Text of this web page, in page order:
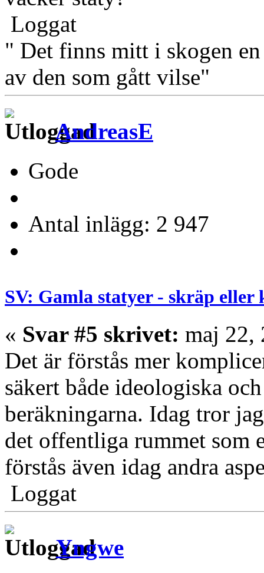
Loggat
" Det finns mitt i skogen
av den som gått vilse"
AndreasE
Gode
Antal inlägg: 2 947
SV: Gamla statyer - skräp
« Svar #5 skrivet: maj 22,
Det är förstås mer
säkert både ideologiska
beräkningarna. Idag tror
det offentliga rummet som
förstås även idag andra
Loggat
Yngwe